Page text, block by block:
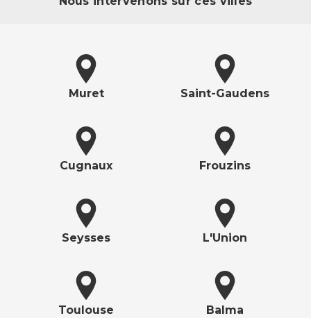
Muret Saint-Gaudens
Cugnaux Frouzins
Seysses L'Union
Toulouse Balma